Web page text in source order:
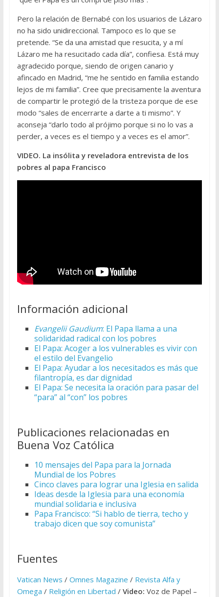
Pero la relación de Bernabé con los usuarios de Lázaro
no ha sido unidireccional. Tampoco es lo que se
pretende. “Se da una amistad que resucita, y a mí
Lázaro me ha resucitado cada día”, confiesa. Está muy
agradecido porque, siendo de origen canario y
afincado en Madrid, “me he sentido en familia estando
lejos de mi familia”. Cree que precisamente la aventura
de compartir le protegió de la tristeza porque de ese
modo “sales de encerrarte a darte a ti mismo”. Y
aconseja “darlo todo al prójimo porque si no lo vas a
perder, a veces es el tiempo y a veces es el amor”.
VIDEO. La insólita y reveladora entrevista de los
pobres al papa Francisco
Información adicional
Evangelii Gaudium: El Papa llama a una
solidaridad radical con los pobres
El Papa: Acoger a los vulnerables es vivir con
el estilo del Evangelio
El Papa: Ayudar a los necesitados es más que
filantropía, es dar dignidad
El Papa: Se necesita la oración para pasar del
“para” al “con” los pobres
Publicaciones relacionadas en
Buena Voz Católica
10 mensajes del Papa para la Jornada
Mundial de los Pobres
Cinco claves para lograr una Iglesia en salida
Ideas desde la Iglesia para una economía
mundial solidaria e inclusiva
Papa Francisco: “Si hablo de tierra, techo y
trabajo dicen que soy comunista”
Fuentes
Vatican News / Omnes Magazine / Revista Alfa y
Omega / Religión en Libertad / Video: Voz de Papel –